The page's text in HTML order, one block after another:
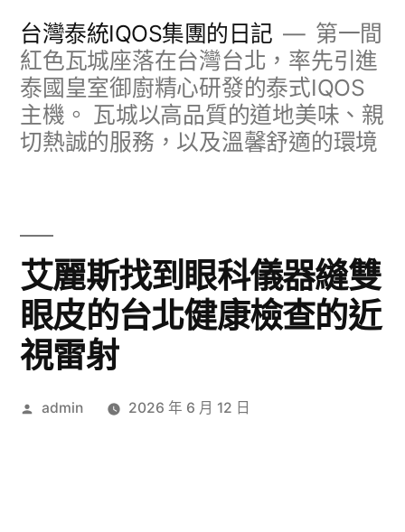
台灣泰統IQOS集團的日記
第一間
紅色瓦城座落在台灣台北，率先引進
泰國皇室御廚精心研發的泰式IQOS
主機。 瓦城以高品質的道地美味、親
切熱誠的服務，以及溫馨舒適的環境
艾麗斯找到眼科儀器縫雙
眼皮的台北健康檢查的近
視雷射
作
admin 2026 年 6 月 12 日